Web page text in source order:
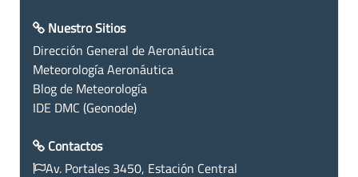
Nuestro Sitios
Dirección General de Aeronáutica
Meteorología Aeronáutica
Blog de Meteorología
IDE DMC (Geonode)
Contactos
Av. Portales 3450, Estación Central